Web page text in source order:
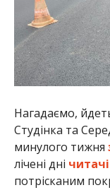
Нагадаємо,
Студінка та
минулого тижня
лічені дні
потрісканим